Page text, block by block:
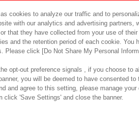
食品のご提供について カ
cookies to analyze our traffic and to
with our analytics and advertising partners,
that they have collected from your use of
and the retention period of each cookie. You
Please click [Do Not Share My Personal
opt-out preference signals , if you choose to
you will be deemed to have consented
and agree to this setting, please manage
click 'Save Settings' and close the banner.